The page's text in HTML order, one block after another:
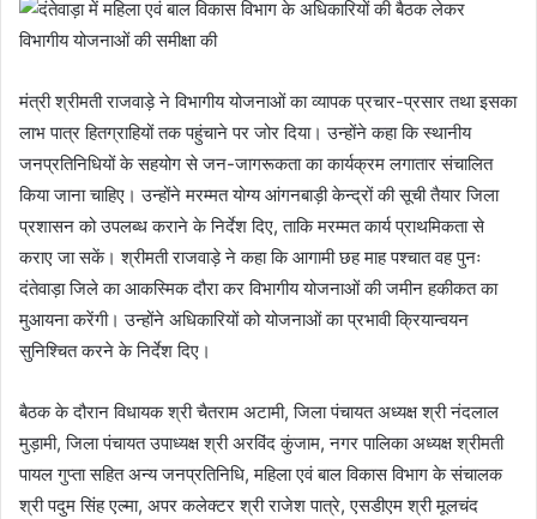
मंत्री श्रीमती राजवाड़े ने विभागीय योजनाओं का व्यापक प्रचार-प्रसार तथा इसका
लाभ पात्र हितग्राहियों तक पहुंचाने पर जोर दिया। उन्होंने कहा कि स्थानीय
जनप्रतिनिधियों के सहयोग से जन-जागरूकता का कार्यक्रम लगातार संचालित
किया जाना चाहिए। उन्होंने मरम्मत योग्य आंगनबाड़ी केन्द्रों की सूची तैयार जिला
प्रशासन को उपलब्ध कराने के निर्देश दिए, ताकि मरम्मत कार्य प्राथमिकता से
कराए जा सकें। श्रीमती राजवाड़े ने कहा कि आगामी छह माह पश्चात वह पुनः
दंतेवाड़ा जिले का आकस्मिक दौरा कर विभागीय योजनाओं की जमीन हकीकत का
मुआयना करेंगी। उन्होंने अधिकारियों को योजनाओं का प्रभावी क्रियान्वयन
सुनिश्चित करने के निर्देश दिए।
बैठक के दौरान विधायक श्री चैतराम अटामी, जिला पंचायत अध्यक्ष श्री नंदलाल
मुड़ामी, जिला पंचायत उपाध्यक्ष श्री अरविंद कुंजाम, नगर पालिका अध्यक्ष श्रीमती
पायल गुप्ता सहित अन्य जनप्रतिनिधि, महिला एवं बाल विकास विभाग के संचालक
श्री पदुम सिंह एल्मा, अपर कलेक्टर श्री राजेश पात्रे, एसडीएम श्री मूलचंद